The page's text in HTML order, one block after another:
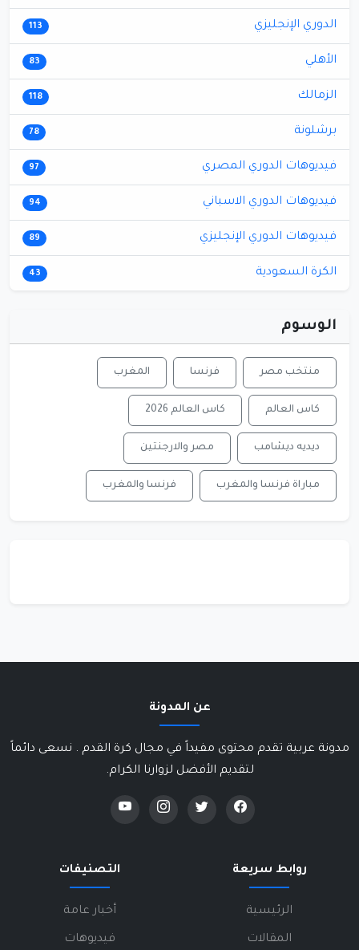
الدوري الإنجليزي 113
الأهلي 83
الزمالك 118
برشلونة 78
فيديوهات الدوري المصري 97
فيديوهات الدوري الاسباني 94
فيديوهات الدوري الإنجليزي 89
الكرة السعودية 43
الوسوم
منتخب مصر فرنسا المغرب
كاس العالم كاس العالم 2026
ديديه ديشامب مصر والارجنتين
مباراة فرنسا والمغرب فرنسا والمغرب
عن المدونة
مدونة عربية تقدم محتوى مفيداً في مجال كرة القدم . نسعى دائماً
لتقديم الأفضل لزوارنا الكرام.
روابط سريعة
الرئيسية
المقالات
التصنيفات
أخبار عامة
فيديوهات